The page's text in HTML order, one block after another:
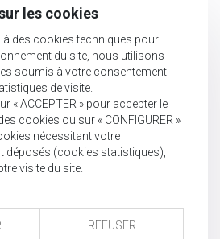
les cookies
des cookies techniques pour
du site, nous utilisons
soumis à votre consentement
de visite.
« ACCEPTER » pour accepter le
cookies ou sur « CONFIGURER »
nécessitant votre
déposés (cookies statistiques),
visite du site.
REFUSER